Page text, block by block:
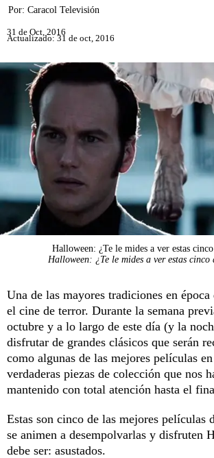
Por: Caracol Televisión
31 de Oct, 2016
Actualizado: 31 de oct, 2016
Halloween: ¿Te le mides a ver estas
Halloween: ¿Te le mides a ver estas
Una de las mayores tradiciones en
el cine de terror. Durante la semana
octubre y a lo largo de este día (y la
disfrutar de grandes clásicos que serán
como algunas de las mejores películas
verdaderas piezas de colección que nos
mantenido con total atención hasta el
Estas son cinco de las mejores películas
se animen a desempolvarlas y disfruten
debe ser: asustados.